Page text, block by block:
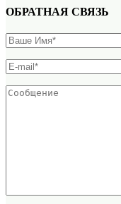
ОБРАТНАЯ СВЯЗЬ